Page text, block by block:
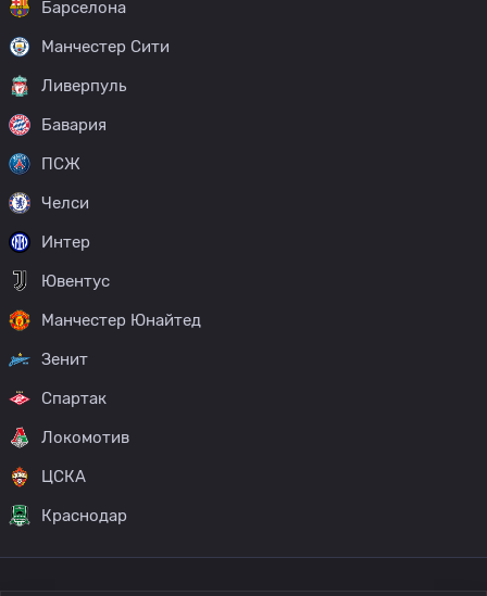
Барселона
Манчестер Сити
Ливерпуль
Бавария
ПСЖ
Челси
Интер
Ювентус
Манчестер Юнайтед
Зенит
Спартак
Локомотив
ЦСКА
Краснодар